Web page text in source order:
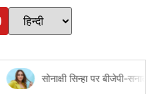
सिन्हा पर बीजेपी-सनातन विरोधी